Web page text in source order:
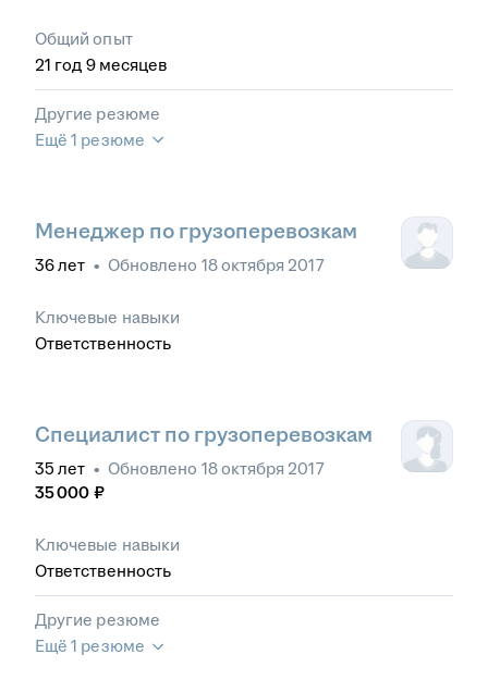
Общий опыт
21 год 9 месяцев
Другие резюме
Ещё 1 резюме
Менеджер по грузоперевозкам
36лет • Обновлено 18 октября 2017
Ключевые навыки
Ответственность
Специалист по грузоперевозкам
35 лет • Обновлено 18 октября 2017
35 000 ₽
Ключевые навыки
Ответственность
Другие резюме
Ещё 1 резюме